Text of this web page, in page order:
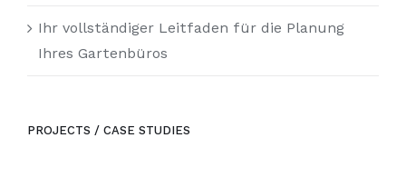
Ihr vollständiger Leitfaden für die Planung
Ihres Gartenbüros
PROJECTS / CASE STUDIES